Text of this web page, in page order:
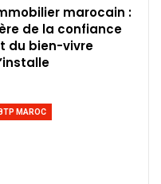
marocain :
de la confiance
du bien-vivre
BTP MAROC